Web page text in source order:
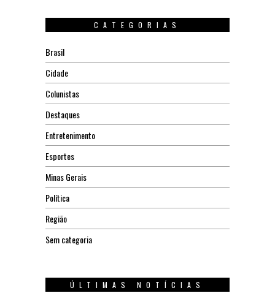
CATEGORIAS
Brasil
Cidade
Colunistas
Destaques
Entretenimento
Esportes
Minas Gerais
Política
Região
Sem categoria
ÚLTIMAS NOTÍCIAS